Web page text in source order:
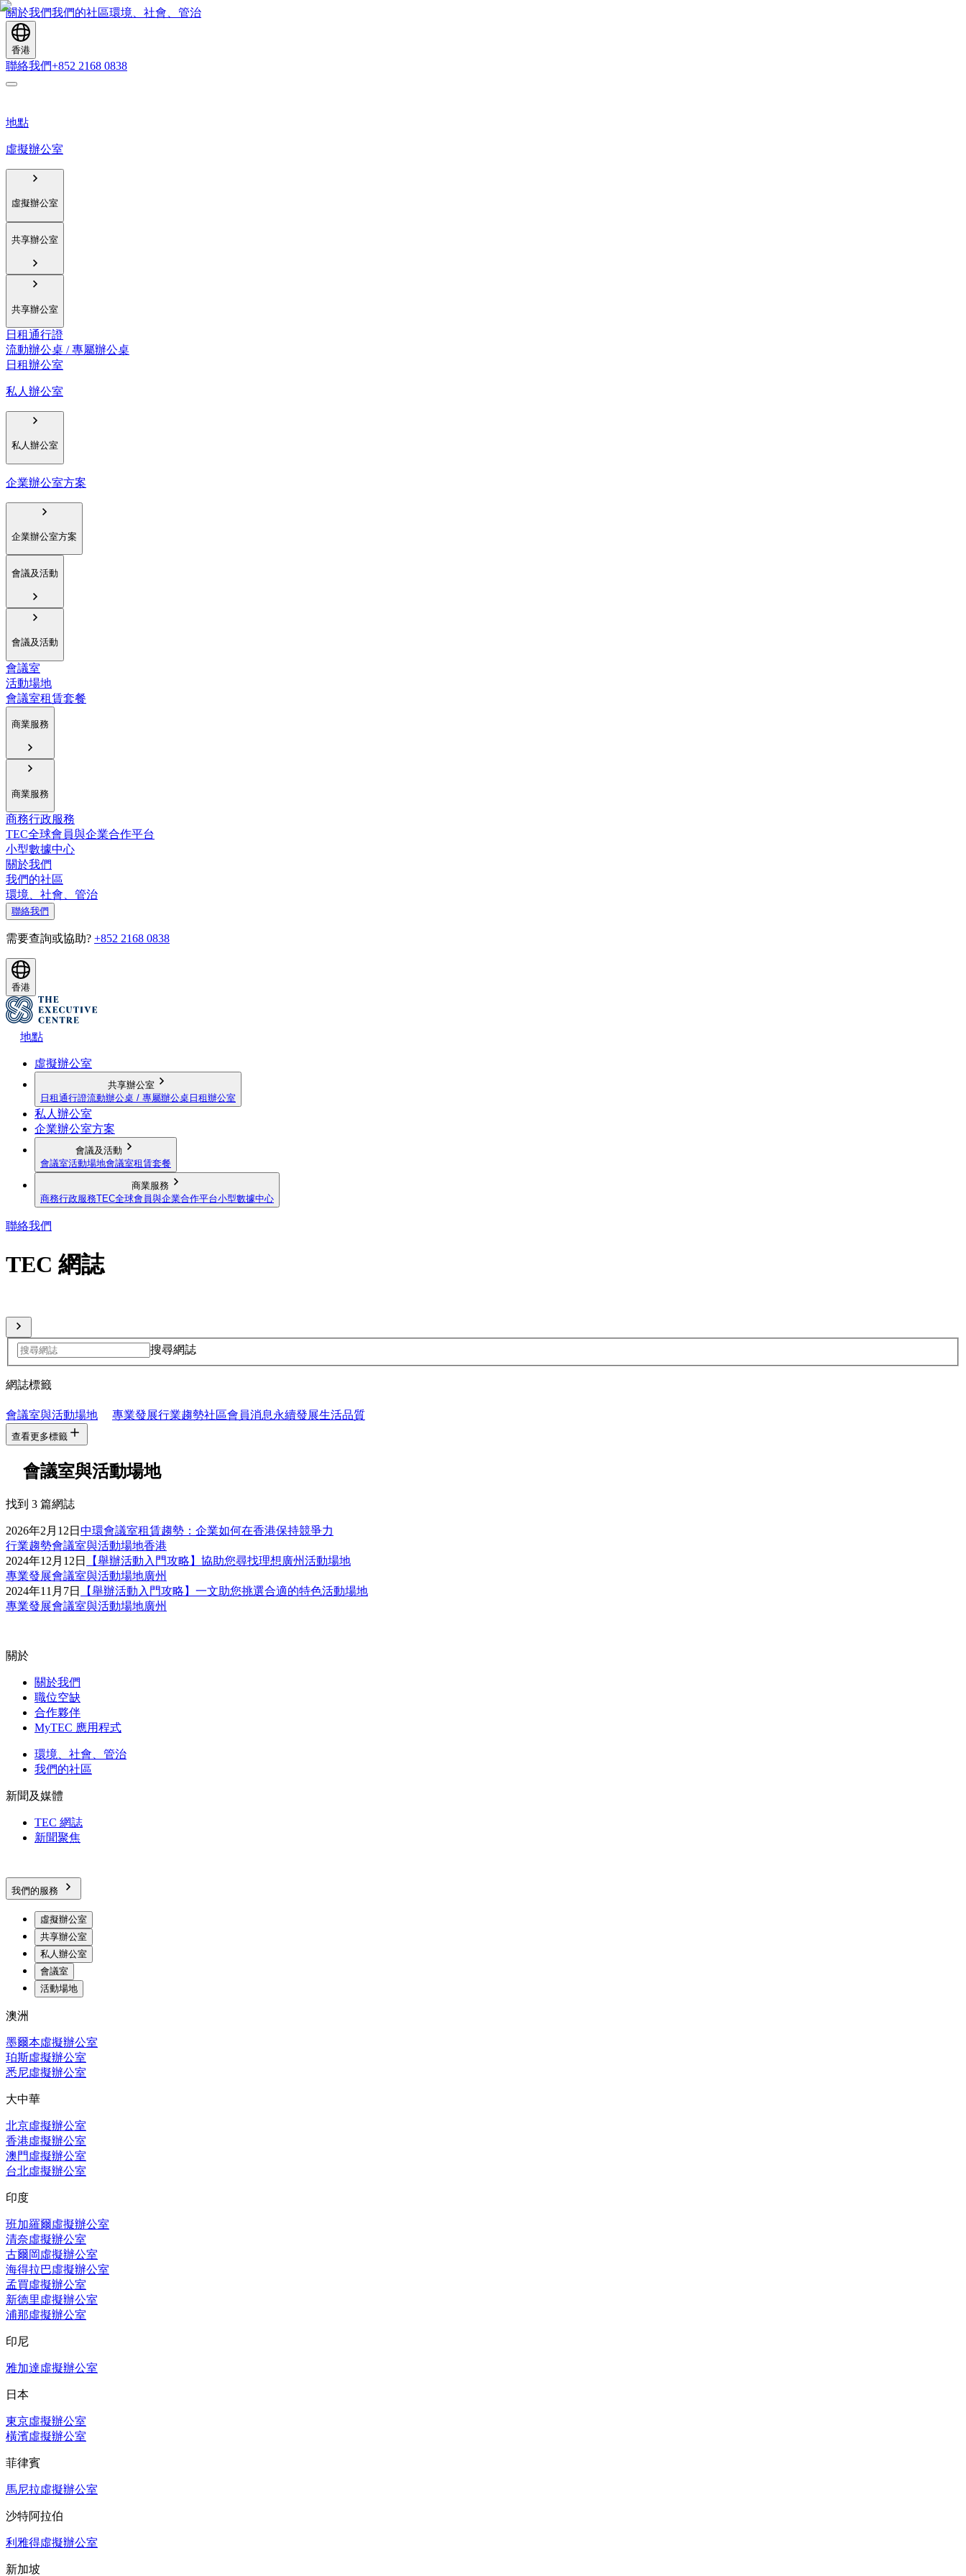
關於我們我們的社區環境、社會、管治
香港
聯絡我們+852 2168 0838
地點
虛擬辦公室
虛擬辦公室
共享辦公室
共享辦公室
日租通行證
流動辦公桌 / 專屬辦公桌
日租辦公室
私人辦公室
私人辦公室
企業辦公室方案
企業辦公室方案
會議及活動
會議及活動
會議室
活動場地
會議室租賃套餐
商業服務
商業服務
商務行政服務
TEC全球會員與企業合作平台
小型數據中心
關於我們
我們的社區
環境、社會、管治
聯絡我們
需要查詢或協助? +852 2168 0838
香港
地點
虛擬辦公室
共享辦公室
日租通行證流動辦公桌 / 專屬辦公桌 日租辦公室
私人辦公室
企業辦公室方案
會議及活動
會議室活動場地會議室租賃套餐
商業服務
商務行政服務TEC全球會員與企業合作平台小型數據中心
聯絡我們
TEC 網誌
搜尋網誌
網誌標籤
會議室與活動場地 專業發展行業趨勢社區會員消息永續發展生活品質
查看更多標籤
會議室與活動場地
找到 3 篇網誌
2026年2月12日 中環會議室租賃趨勢：企業如何在香港保持競爭力
行業趨勢會議室與活動場地香港
2024年12月12日
【舉辦活動入門攻略】協助您尋找理想廣州活動場地
專業發展會議室與活動場地廣州
2024年11月7日
【舉辦活動入門攻略】一文助您挑選合適的特色活動場地
專業發展會議室與活動場地廣州
關於
關於我們
職位空缺
合作夥伴
MyTEC 應用程式
環境、社會、管治
我們的社區
新聞及媒體
TEC 網誌
新聞聚焦
我們的服務
虛擬辦公室
共享辦公室
私人辦公室
會議室
活動場地
澳洲
墨爾本虛擬辦公室
珀斯虛擬辦公室
悉尼虛擬辦公室
大中華
北京虛擬辦公室
香港虛擬辦公室
澳門虛擬辦公室
台北虛擬辦公室
印度
班加羅爾虛擬辦公室
清奈虛擬辦公室
古爾岡虛擬辦公室
海得拉巴虛擬辦公室
孟買虛擬辦公室
新德里虛擬辦公室
浦那虛擬辦公室
印尼
雅加達虛擬辦公室
日本
東京虛擬辦公室
橫濱虛擬辦公室
菲律賓
馬尼拉虛擬辦公室
沙特阿拉伯
利雅得虛擬辦公室
新加坡